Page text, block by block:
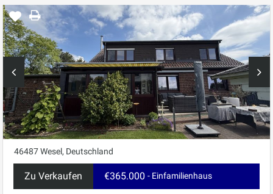
46487 Wesel, Deutschland
Zu Verkaufen €365.000 - Einfamilienhaus